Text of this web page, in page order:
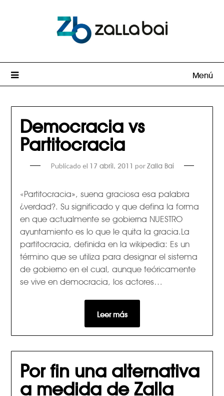
Menú
Democracia vs
Partitocracia
Publicado el 17 abril, 2011 por Zalla Bai
«Partitocracia», suena graciosa esa palabra
¿verdad?. Su significado y que defina la forma
en que actualmente se gobierna NUESTRO
ayuntamiento es lo que le quita la gracia.La
partitocracia, definida en la wikipedia: Es un
término que se utiliza para designar el sistema
de gobierno en el cual, aunque teóricamente
se vive en democracia, los actores…
Leer más
Por fin una alternativa
a medida de Zalla